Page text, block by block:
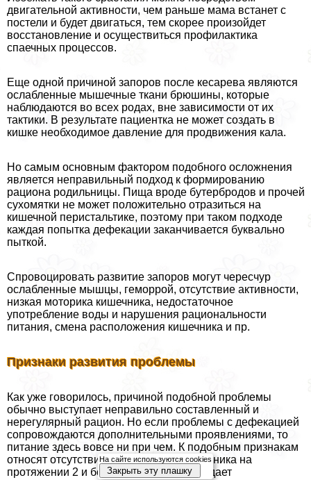
двигательной активности, чем раньше мама встанет с
постели и будет двигаться, тем скорее произойдет
восстановление и осуществиться профилактика
спаечных процессов.
Еще одной причиной запоров после кесарева являются
ослабленные мышечные ткани брюшины, которые
наблюдаются во всех родах, вне зависимости от их
тактики. В результате пациентка не может создать в
кишке необходимое давление для продвижения кала.
Но самым основным фактором подобного осложнения
является неправильный подход к формированию
рациона родильницы. Пища вроде бутербродов и прочей
сухомятки не может положительно отразиться на
кишечной перистальтике, поэтому при таком подходе
каждая попытка дефекации заканчивается буквально
пыткой.
Спровоцировать развитие запоров могут чересчур
ослабленные мышцы, геморрой, отсутствие активности,
низкая моторика кишечника, недостаточное
употрeбление воды и нарушения рациональности
питания, смена расположения кишечника и пр.
Признаки развития проблемы
Как уже говорилось, причиной подобной проблемы
обычно выступает неправильно составленный и
нерегулярный рацион. Но если проблемы с дефекацией
сопровождаются дополнительными проявлениями, то
питание здесь вовсе ни при чем. К подобным признакам
относят отсутствие oпopoжнения кишечника на
протяжении 2 и более суток. Подтверждает
На сайте используются cookies
Закрыть эту плашку